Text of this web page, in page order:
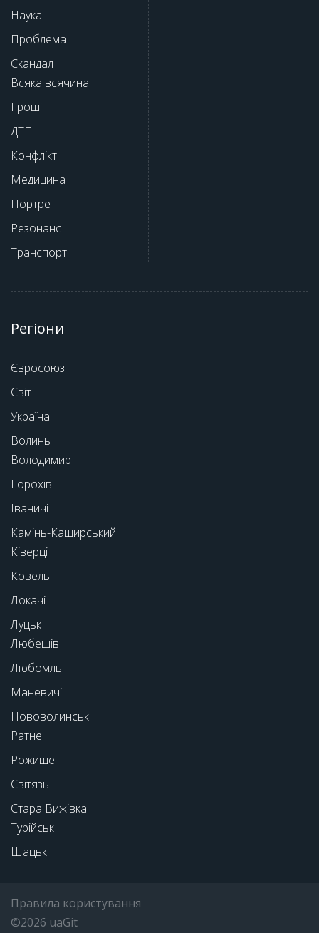
Наука
Проблема
Скандал
Всяка всячина
Гроші
ДТП
Конфлікт
Медицина
Портрет
Резонанс
Транспорт
Регіони
Євросоюз
Світ
Україна
Волинь
Володимир
Горохів
Іваничі
Камінь-Каширський
Ківерці
Ковель
Локачі
Луцьк
Любешів
Любомль
Маневичі
Нововолинськ
Ратне
Рожище
Світязь
Стара Вижівка
Турійськ
Шацьк
Правила користування
©2026 uaGit